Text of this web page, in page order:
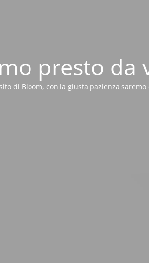
presto da
di Bloom, con la giusta pazienza